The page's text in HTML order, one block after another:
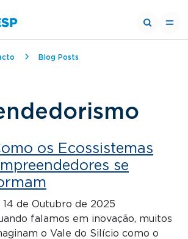
Blog Posts
os Ecossistemas
se
14 de Outubro de 2025
falamos em inovação, muitos
o Vale do Silício como o